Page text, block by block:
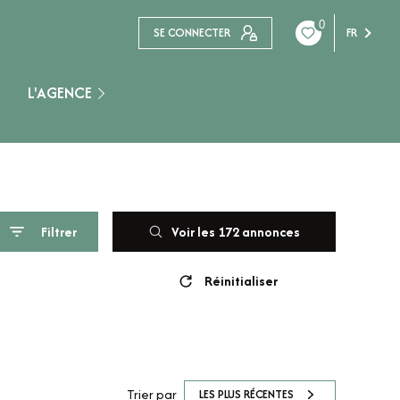
SE CONNECTER 0 FR
L'AGENCE
Filtrer Voir les 172annonces
Réinitialiser
Trier par LES PLUS RÉCENTES